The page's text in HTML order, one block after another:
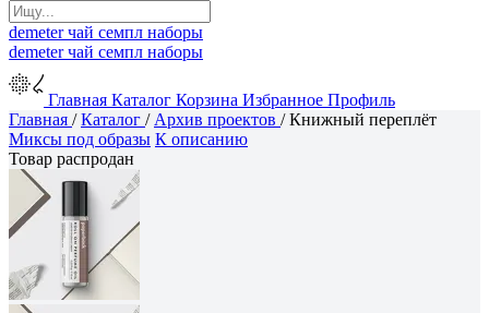
demeterчай семпл наборы
demeterчай семпл наборы
Главная Каталог Корзина Избранное Профиль
Главная /Каталог / Архив проектов /Книжный переплёт
Миксы под образы К описанию
Товар распродан